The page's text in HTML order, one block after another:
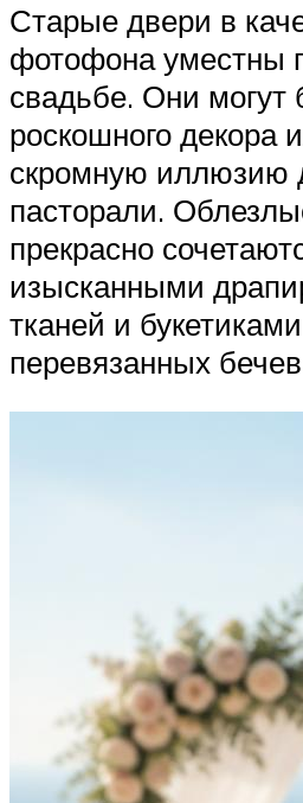
Старые двери в
фотофона уместны
свадьбе. Они могут
роскошного декора
скромную иллюзию
пасторали.
прекрасно
изысканными
тканей и
перевязанных